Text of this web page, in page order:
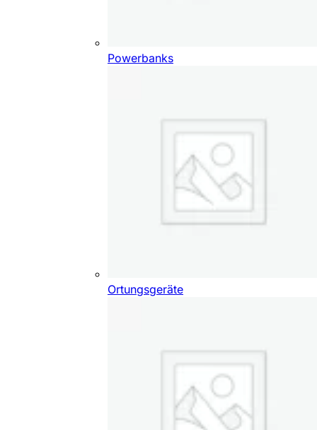
Powerbanks
Ortungsgeräte